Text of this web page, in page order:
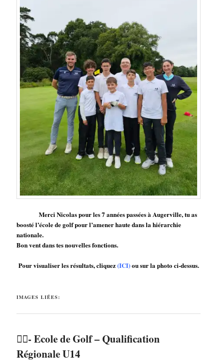
Merci Nicolas pour les 7 années passées à Augerville, tu as
boosté l’école de golf pour l’amener haute dans la hiérarchie
nationale.
Bon vent dans tes nouvelles fonctions.
Pour visualiser les résultats, cliquez(ICI)ou sur la photo ci-dessus.
IMAGES LIÉES:
🏌️‍♂️- Ecole de Golf – Qualification
Régionale U14